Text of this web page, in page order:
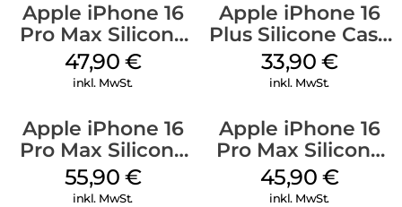
Apple iPhone 16
Pro Max Silicone
Case MagSafe
Black
47,90 €
inkl. MwSt.
Apple iPhone 16
Plus Silicone Case
MagSafe Lake
Green
33,90 €
inkl. MwSt.
Apple iPhone 16
Pro Max Silicone
Case MagSafe
Stone Gray
55,90 €
inkl. MwSt.
Apple iPhone 16
Pro Max Silicone
Case MagSafe
Ultramarine
45,90 €
inkl. MwSt.